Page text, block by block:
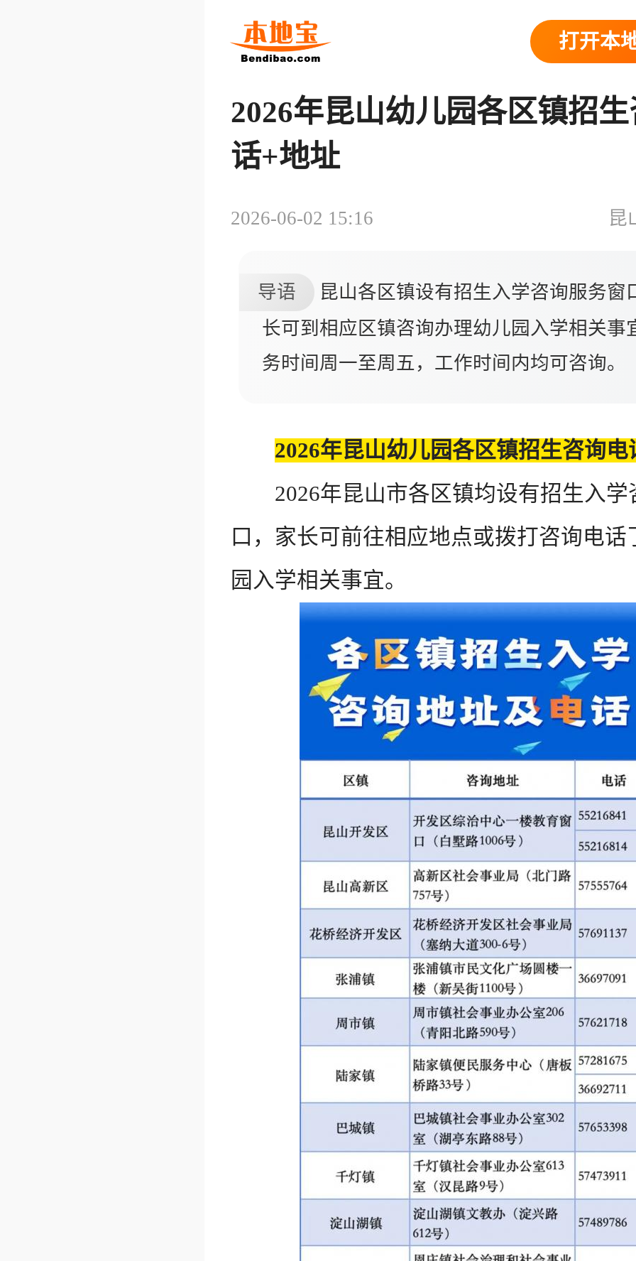
打开本
2026年昆山幼儿园各区镇招
话+地址
2026-06-02 15:16 昆
导语
昆山各区镇设有招生入学咨询服务窗
长可到相应区镇咨询办理幼儿园入学相关事
务时间周一至周五，工作时间内均可咨询。
2026年昆山幼儿园各区镇招生咨询电
2026年昆山市各区镇均设有招生入学
口，家长可前往相应地点或拨打咨询电话
园入学相关事宜。